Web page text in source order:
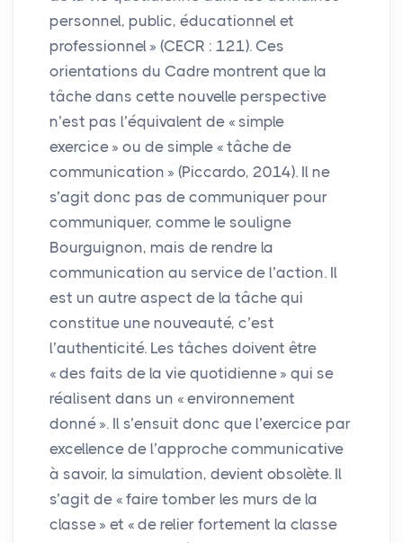
personnel, public, éducationnel et
professionnel » (CECR : 121). Ces
orientations du Cadre montrent que la
tâche dans cette nouvelle perspective
n’est pas l’équivalent de « simple
exercice » ou de simple « tâche de
communication » (Piccardo, 2014). Il ne
s’agit donc pas de communiquer pour
communiquer, comme le souligne
Bourguignon, mais de rendre la
communication au service de l’action. Il
est un autre aspect de la tâche qui
constitue une nouveauté, c’est
l’authenticité. Les tâches doivent être
« des faits de la vie quotidienne » qui se
réalisent dans un « environnement
donné ». Il s’ensuit donc que l’exercice par
excellence de l’approche communicative
à savoir, la simulation, devient obsolète. Il
s’agit de « faire tomber les murs de la
classe » et « de relier fortement la classe